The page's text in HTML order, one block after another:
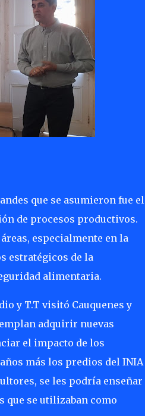
que se asumieron fue el
de procesos productivos.
especialmente en la
estratégicos de la
alimentaria.
y T.T visitó Cauquenes y
adquirir nuevas
el impacto de los
más los predios del INIA
se les podría enseñar
que se utilizaban como